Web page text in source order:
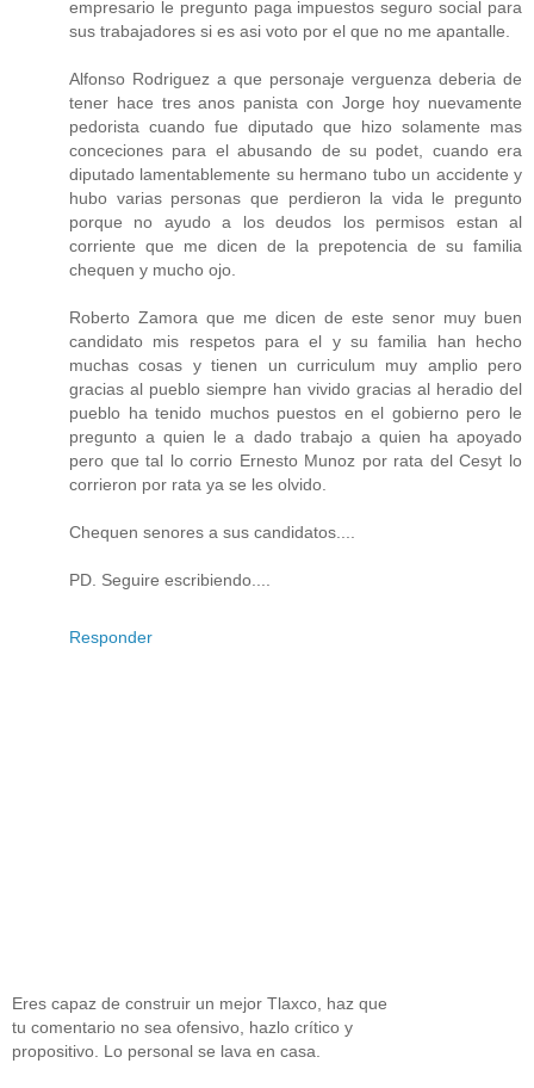
empresario le pregunto paga impuestos seguro social para
sus trabajadores si es asi voto por el que no me apantalle.
Alfonso Rodriguez a que personaje verguenza deberia de
tener hace tres anos panista con Jorge hoy nuevamente
pedorista cuando fue diputado que hizo solamente mas
conceciones para el abusando de su podet, cuando era
diputado lamentablemente su hermano tubo un accidente y
hubo varias personas que perdieron la vida le pregunto
porque no ayudo a los deudos los permisos estan al
corriente que me dicen de la prepotencia de su familia
chequen y mucho ojo.
Roberto Zamora que me dicen de este senor muy buen
candidato mis respetos para el y su familia han hecho
muchas cosas y tienen un curriculum muy amplio pero
gracias al pueblo siempre han vivido gracias al heradio del
pueblo ha tenido muchos puestos en el gobierno pero le
pregunto a quien le a dado trabajo a quien ha apoyado
pero que tal lo corrio Ernesto Munoz por rata del Cesyt lo
corrieron por rata ya se les olvido.
Chequen senores a sus candidatos....
PD. Seguire escribiendo....
Responder
Eres capaz de construir un mejor Tlaxco, haz que
tu comentario no sea ofensivo, hazlo crítico y
propositivo. Lo personal se lava en casa.